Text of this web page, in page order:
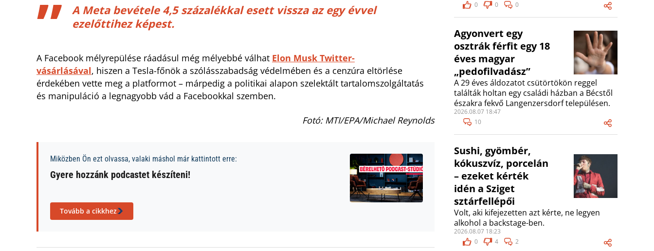
A Meta bevétele 4,5 százalékkal esett vissza az egy évvel
ezelőttihez képest.
A Facebook mélyrepülése ráadásul még mélyebbé válhat Elon Musk Twitter-
vásárlásával, hiszen a Tesla-főnök a szólásszabadság védelmében és a cenzúra eltörlése
érdekében vette meg a platformot – márpedig a politikai alapon szelektált tartalomszolgáltatás
és manipuláció a legnagyobb vád a Facebookkal szemben.
Fotó: MTI/EPA/Michael Reynolds
Miközben Ön ezt olvassa, valaki máshol már kattintott erre:
Gyere hozzánk podcastet készíteni!
Tovább a cikkhez
0
0 0
Agyonvert egy
osztrák férfit egy 18
éves magyar
„pedofilvadász”
A 29 éves áldozatot csütörtökön reggel
találták holtan egy családi házban a Bécstől
északra fekvő Langenzersdorf településen.
2026.08.07 18:47
10
Sushi, gyömbér,
kókuszvíz, porcelán
– ezeket kérték
idén a Sziget
sztárfellépői
Volt, aki kifejezetten azt kérte, ne legyen
alkohol a backstage-ben.
2026.08.07 18:23
0
4 2